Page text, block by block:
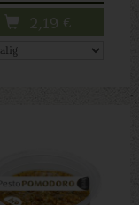
2,19 €